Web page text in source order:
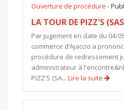
Ouverture de procédure -
LA TOUR DE PIZZ'S
Par jugement en date du 04/
commerce d’Ajaccio a
procédure de redressement
administrateur à
PIZZ'S (SA... Lire la suite